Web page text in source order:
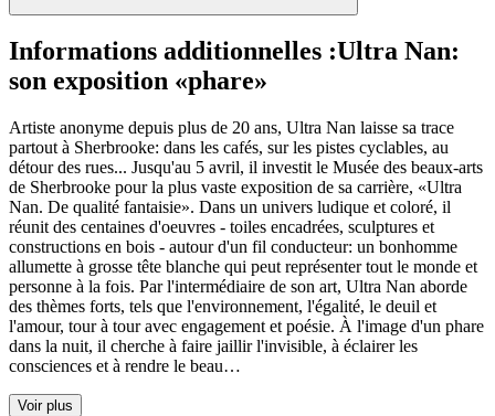
Informations additionnelles :Ultra Nan:
son exposition «phare»
Artiste anonyme depuis plus de 20 ans, Ultra Nan laisse sa trace
partout à Sherbrooke: dans les cafés, sur les pistes cyclables, au
détour des rues... Jusqu'au 5 avril, il investit le Musée des beaux-arts
de Sherbrooke pour la plus vaste exposition de sa carrière, «Ultra
Nan. De qualité fantaisie». Dans un univers ludique et coloré, il
réunit des centaines d'oeuvres - toiles encadrées, sculptures et
constructions en bois - autour d'un fil conducteur: un bonhomme
allumette à grosse tête blanche qui peut représenter tout le monde et
personne à la fois. Par l'intermédiaire de son art, Ultra Nan aborde
des thèmes forts, tels que l'environnement, l'égalité, le deuil et
l'amour, tour à tour avec engagement et poésie. À l'image d'un phare
dans la nuit, il cherche à faire jaillir l'invisible, à éclairer les
consciences et à rendre le beau…
Voir plus